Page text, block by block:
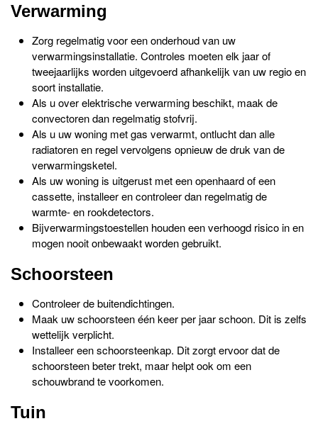
Verwarming
Zorg regelmatig voor een onderhoud van uw
verwarmingsinstallatie. Controles moeten elk jaar of
tweejaarlijks worden uitgevoerd afhankelijk van uw regio en
soort installatie.
Als u over elektrische verwarming beschikt, maak de
convectoren dan regelmatig stofvrij.
Als u uw woning met gas verwarmt, ontlucht dan alle
radiatoren en regel vervolgens opnieuw de druk van de
verwarmingsketel.
Als uw woning is uitgerust met een openhaard of een
cassette, installeer en controleer dan regelmatig de
warmte- en rookdetectors.
Bijverwarmingstoestellen houden een verhoogd risico in en
mogen nooit onbewaakt worden gebruikt.
Schoorsteen
Controleer de buitendichtingen.
Maak uw schoorsteen één keer per jaar schoon. Dit is zelfs
wettelijk verplicht.
Installeer een schoorsteenkap. Dit zorgt ervoor dat de
schoorsteen beter trekt, maar helpt ook om een
schouwbrand te voorkomen.
Tuin